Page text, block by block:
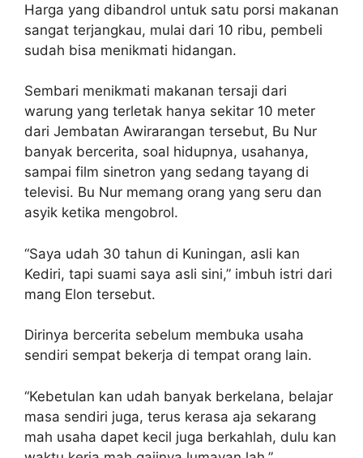
Harga yang dibandrol untuk satu porsi makanan
sangat terjangkau, mulai dari 10 ribu, pembeli
sudah bisa menikmati hidangan.
Sembari menikmati makanan tersaji dari
warung yang terletak hanya sekitar 10 meter
dari Jembatan Awirarangan tersebut, Bu Nur
banyak bercerita, soal hidupnya, usahanya,
sampai film sinetron yang sedang tayang di
televisi. Bu Nur memang orang yang seru dan
asyik ketika mengobrol.
“Saya udah 30 tahun di Kuningan, asli kan
Kediri, tapi suami saya asli sini,” imbuh istri dari
mang Elon tersebut.
Dirinya bercerita sebelum membuka usaha
sendiri sempat bekerja di tempat orang lain.
“Kebetulan kan udah banyak berkelana, belajar
masa sendiri juga, terus kerasa aja sekarang
mah usaha dapet kecil juga berkahlah, dulu kan